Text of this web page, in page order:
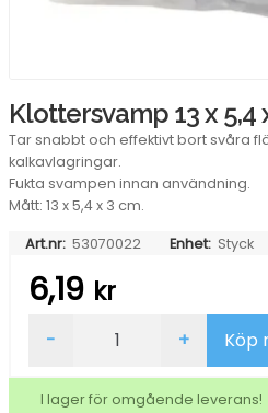
Klottersvamp 13 x 5,4
Tar snabbt och effektivt bort svåra
kalkavlagringar.
Fukta svampen innan användning.
Mått: 13 x 5,4 x 3 cm.
Art.nr: 53070022 Enhet: Styck
6,19 kr
5,4
- + Köp
I lager för omgående leverans!